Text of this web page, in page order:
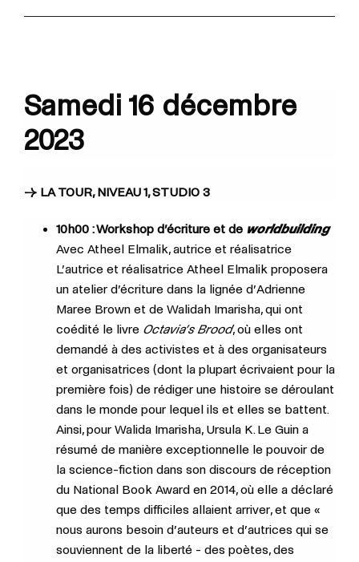
Samedi 16 décembre
2023
→ LA TOUR, NIVEAU 1, STUDIO 3
10h00 : Workshop d’écriture et de worldbuilding
Avec Atheel Elmalik, autrice et réalisatrice
L’autrice et réalisatrice Atheel Elmalik proposera
un atelier d’écriture dans la lignée d’Adrienne
Maree Brown et de Walidah Imarisha, qui ont
coédité le livre Octavia’s Brood, où elles ont
demandé à des activistes et à des organisateurs
et organisatrices (dont la plupart écrivaient pour la
première fois) de rédiger une histoire se déroulant
dans le monde pour lequel ils et elles se battent.
Ainsi, pour Walida Imarisha, Ursula K. Le Guin a
résumé de manière exceptionnelle le pouvoir de
la science-fiction dans son discours de réception
du National Book Award en 2014, où elle a déclaré
que des temps difficiles allaient arriver, et que «
nous aurons besoin d’auteurs et d’autrices qui se
souviennent de la liberté - des poètes, des